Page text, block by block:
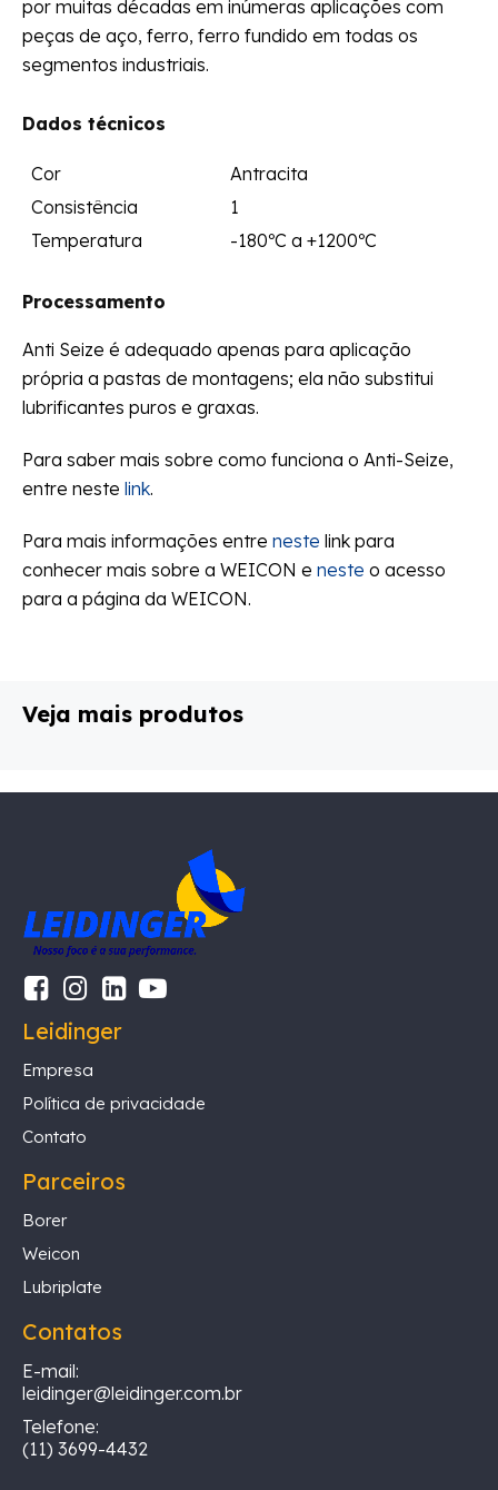
por muitas décadas em inúmeras aplicações com
peças de aço, ferro, ferro fundido em todas os
segmentos industriais.
Dados técnicos
Cor
Antracita
Consistência
1
Temperatura
-180ºC a +1200ºC
Processamento
Anti Seize é adequado apenas para aplicação
própria a pastas de montagens; ela não substitui
lubrificantes puros e graxas.
Para saber mais sobre como funciona o Anti-Seize,
entre neste link.
Para mais informações entre neste link para
conhecer mais sobre a WEICON e neste o acesso
para a página da WEICON.
Veja mais produtos
Leidinger
Empresa
Política de privacidade
Contato
Parceiros
Borer
Weicon
Lubriplate
Contatos
E-mail:
leidinger@leidinger.com.br
Telefone:
(11) 3699-4432